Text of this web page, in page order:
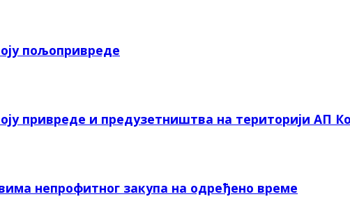
пољопривреде
привреде и предузетништва на територији АП
непрофитног закупа на одређено време